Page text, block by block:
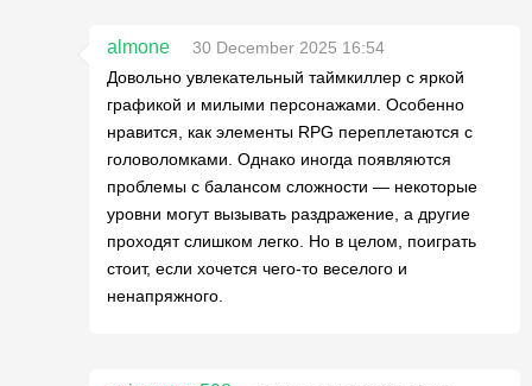
almone
30 December 2025 16:54
Довольно увлекательный таймкиллер с яркой
графикой и милыми персонажами. Особенно
нравится, как элементы RPG переплетаются с
головоломками. Однако иногда появляются
проблемы с балансом сложности — некоторые
уровни могут вызывать раздражение, а другие
проходят слишком легко. Но в целом, поиграть
стоит, если хочется чего-то веселого и
ненапряжного.